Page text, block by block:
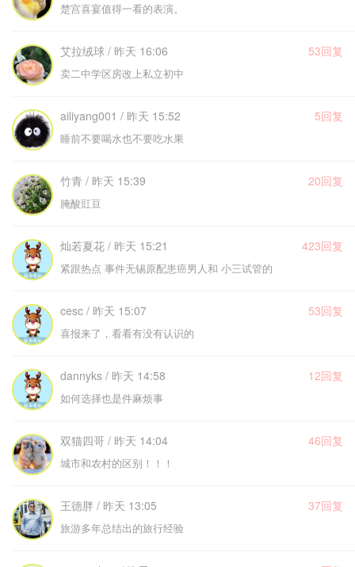
楚宫喜宴值得一看的表演。
艾拉绒球 / 昨天 16:06 53回复
卖二中学区房改上私立初中
ailiyang001 / 昨天 15:52 5回复
睡前不要喝水也不要吃水果
竹青 / 昨天 15:39 20回复
腌酸豇豆
灿若夏花 / 昨天 15:21 423回复
紧跟热点 事件无锡原配患癌男人和 小三试管的
cesc / 昨天 15:07 53回复
喜报来了，看看有没有认识的
dannyks / 昨天 14:58 12回复
如何选择也是件麻烦事
双猫四哥 / 昨天 14:04 46回复
城市和农村的区别！！！
王德胖 / 昨天 13:05 37回复
旅游多年总结出的旅行经验